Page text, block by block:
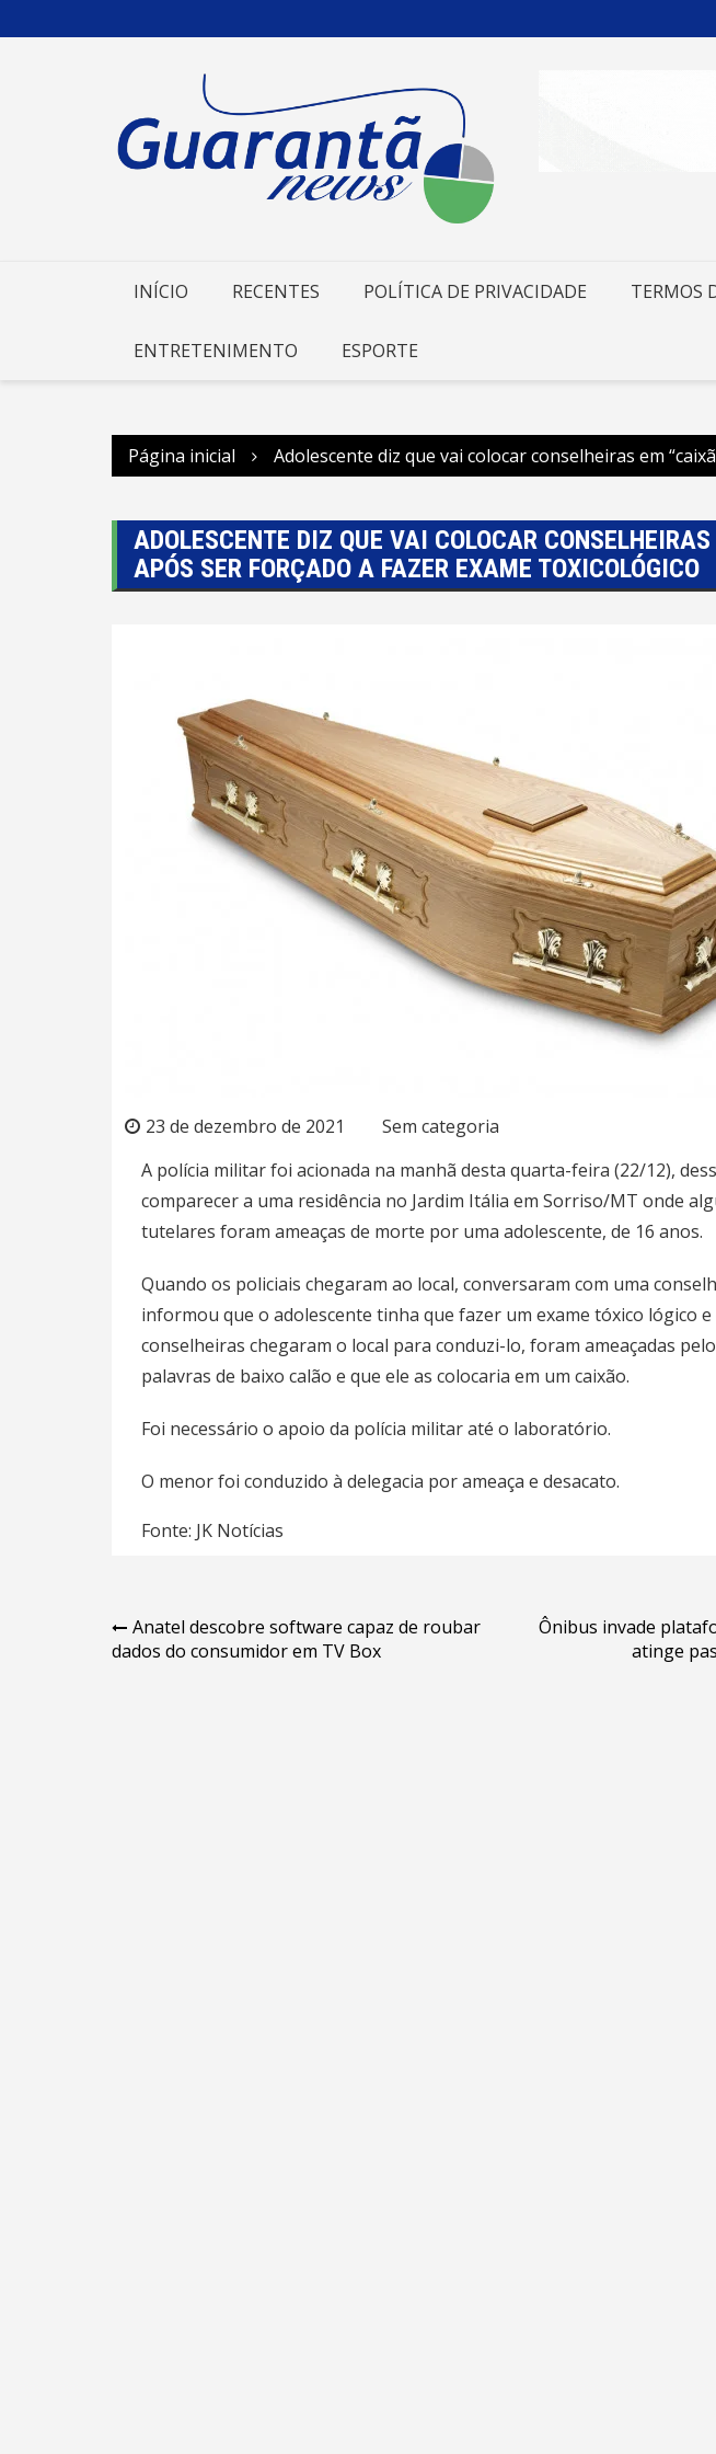
para
INÍCIO RECENTES POLÍTICA DE PRIVACIDADE TERMOS
ENTRETENIMENTO ESPORTE
Página inicial Adolescente diz que vai colocar conselheiras em
ADOLESCENTE DIZ QUE VAI COLOCAR
APÓS SER FORÇADO A FAZER EXAME TOXICOLÓGICO
23 de dezembro de 2021
Sem categoria
A polícia militar foi acionada na manhã desta quarta-feira (22/12),
comparecer a uma residência no Jardim Itália em Sorriso/MT onde
tutelares foram ameaças de morte por uma adolescente, de 16 anos.
Quando os policiais chegaram ao local, conversaram com uma
informou que o adolescente tinha que fazer um exame tóxico lógico e
conselheiras chegaram o local para conduzi-lo, foram ameaçadas
palavras de baixo calão e que ele as colocaria em um caixão.
Foi necessário o apoio da polícia militar até o laboratório.
O menor foi conduzido à delegacia por ameaça e desacato.
Fonte: JK Notícias
Navegação
de
Anatel descobre software capaz de roubar
dados do consumidor em TV Box
Ônibus invade
atinge